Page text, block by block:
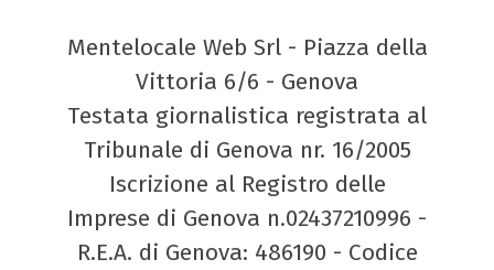
Mentelocale Web Srl - Piazza della
Vittoria 6/6 - Genova
Testata giornalistica registrata al
Tribunale di Genova nr. 16/2005
Iscrizione al Registro delle
Imprese di Genova n.02437210996 -
R.E.A. di Genova: 486190 - Codice